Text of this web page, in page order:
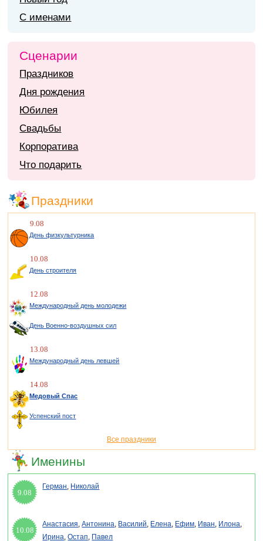
С именами
Сценарии
Праздников
Дня рождения
Юбилея
Свадьбы
Корпоратива
Что подарить
Праздники
9.08
День физкультурника
10.08
День строителя
12.08
Международный день молодежи
День Военно-воздушных сил
13.08
Международный день левшей
14.08
Медовый Спас
Успенский пост
Все праздники
Именины
9.08
Герман, Николай
10.08
Анастасия,Антонина, Василий, Елена, Ефим, Иван, Илона,
Ирина,Остап, Павел